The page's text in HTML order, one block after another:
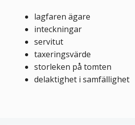
lagfaren ägare
inteckningar
servitut
taxeringsvärde
storleken på tomten
delaktighet i samfällighet